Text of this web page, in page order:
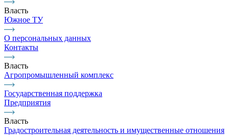
Власть
Южное ТУ
О персональных данных
Контакты
Власть
Агропромышленный комплекс
Государственная поддержка
Предприятия
Власть
Градостроительная деятельность и имущественные отношения